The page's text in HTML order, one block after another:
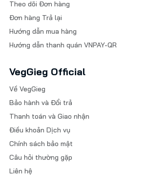
Theo dõi Đơn hàng
Đơn hàng Trả lại
Hướng dẫn mua hàng
Hướng dẫn thanh quán VNPAY-QR
VegGieg Official
Về VegGieg
Bảo hành và Đổi trả
Thanh toán và Giao nhận
Điều khoản Dịch vụ
Chính sách bảo mật
Câu hỏi thường gặp
Liên hệ